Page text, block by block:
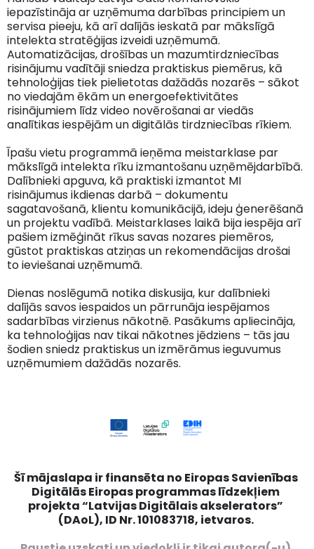
iepazīstināja ar uzņēmuma darbības principiem un
servisa pieeju, kā arī dalījās ieskatā par mākslīgā
intelekta stratēģijas izveidi uzņēmumā.
Automatizācijas, drošības un mazumtirdzniecības
risinājumu vadītāji sniedza praktiskus piemērus, kā
tehnoloģijas tiek pielietotas dažādās nozarēs – sākot
no viedajām ēkām un energoefektivitātes
risinājumiem līdz video novērošanai ar viedās
analītikas iespējām un digitālās tirdzniecības rīkiem.
Īpašu vietu programmā ieņēma meistarklase par
mākslīgā intelekta rīku izmantošanu uzņēmējdarbībā.
Dalībnieki apguva, kā praktiski izmantot MI
risinājumus ikdienas darbā – dokumentu
sagatavošanā, klientu komunikācijā, ideju ģenerēšanā
un projektu vadībā. Meistarklases laikā bija iespēja arī
pašiem izmēģināt rīkus savas nozares piemēros,
gūstot praktiskas atziņas un rekomendācijas drošai
to ieviešanai uzņēmumā.
Dienas noslēgumā notika diskusija, kur dalībnieki
dalījās savos iespaidos un pārrunāja iespējamos
sadarbības virzienus nākotnē. Pasākums apliecināja,
ka tehnoloģijas nav tikai nākotnes jēdziens – tās jau
šodien sniedz praktiskus un izmērāmus ieguvumus
uzņēmumiem dažādās nozarēs.
Šī mājaslapa ir finansēta no Eiropas Savienības
Digitālās Eiropas programmas līdzekļiem
projekta “Latvijas Digitālais akselerators”
(DAoL), ID Nr. 101083718, ietvaros.